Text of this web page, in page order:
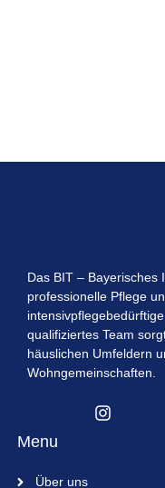
Das BIT – Bayerisches
professionelle Pflege
qualifiziertes Team
häuslichen Umfeldern
Wohngemeinschaften.
Menu
Über uns